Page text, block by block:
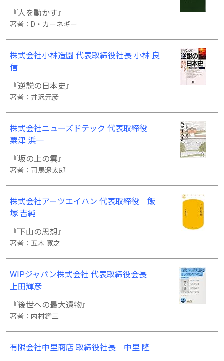
『人を動かす』
著者：D・カーネギー
株式会社小林造園 代表取締役社長 小林 良
信
『逆説の日本史』
著者：井沢元彦
株式会社ニューズドテック 代表取締役
粟津 浜一
『坂の上の雲』
著者：司馬遼太郎
株式会社アーツエイハン 代表取締役 飯
塚 吉純
『下山の思想』
著者：五木 寛之
WIPジャパン株式会社 代表取締役会長
上田輝彦
『後世への最大遺物』
著者：内村鑑三
有限会社中里商店 取締役社長 中里 隆